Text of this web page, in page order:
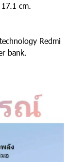
cm.
Redmi
bank.